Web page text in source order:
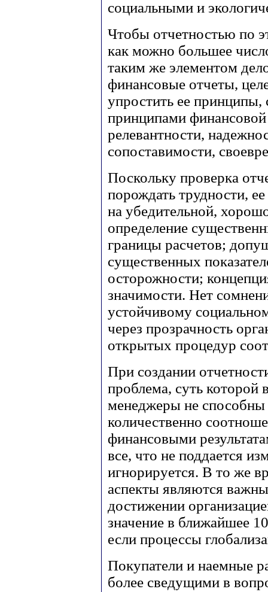
социальными и
Чтобы отчетностью по
как можно большее
таким же элементом
финансовые отчеты,
упростить ее
принципами финансовой
релевантности,
сопоставимости,
Поскольку проверка
порождать трудности,
на убедительной,
определение
границы расчетов;
существенных
осторожности;
значимости. Нет
устойчивому
через прозрачность
открытых процедур
При создании
проблема, суть которой
менеджеры не способны
количественно
финансовыми
все, что не поддается
игнорируется. В то же
аспекты являются
достижении
значение в ближайшее
если процессы
Покупатели и наемные
более сведущими в